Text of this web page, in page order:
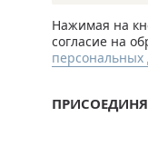
Нажимая на
согласие на